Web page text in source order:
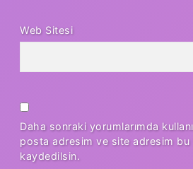
Web Sitesi
Daha sonraki yorumlarımda
posta adresim ve site adresim bu
kaydedilsin.